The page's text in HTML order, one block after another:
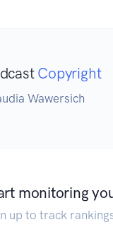
Copyright
Wawersich
monitoring
up to track